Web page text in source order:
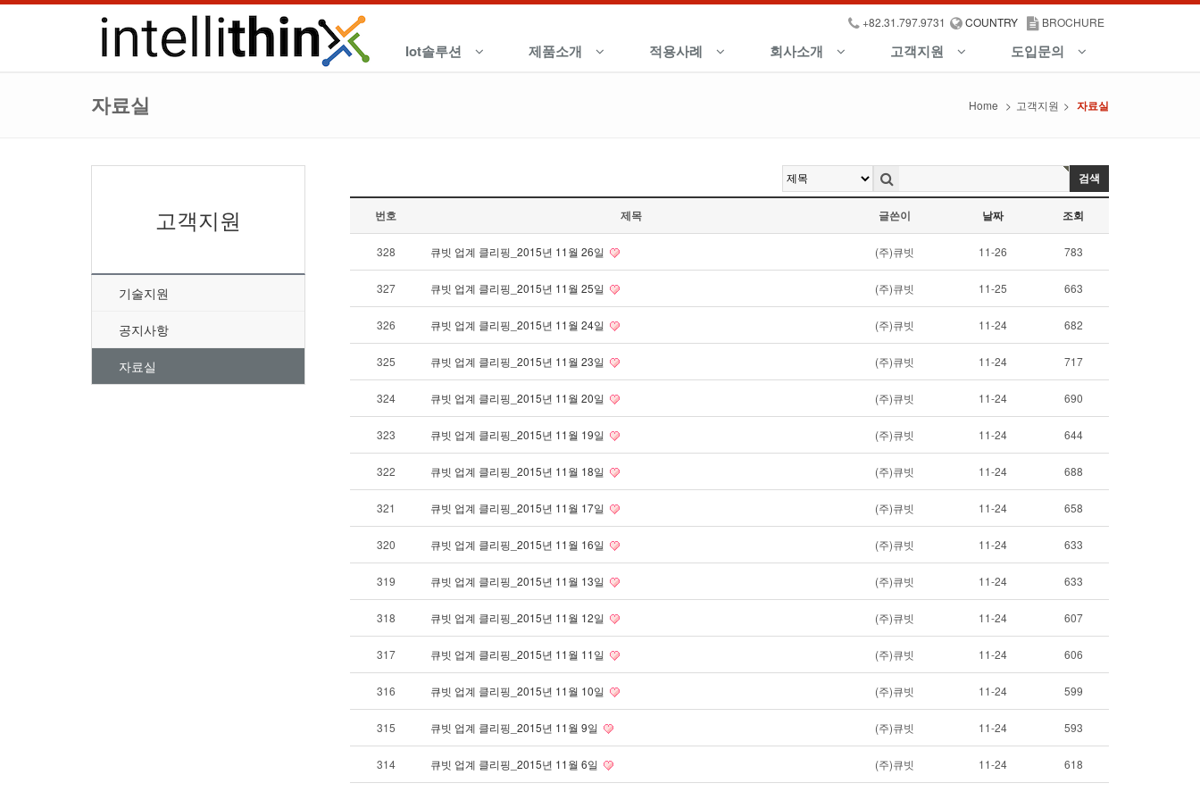
+82.31.797.9731 COUNTRY BROCHURE
Iot솔루션 제품소개 적용사례 회사소개 고객지원 도입문의
자료실 Home > 고객지원 > 자료실
고객지원
기술지원
공지사항
자료실
검색
번호 제목 글쓴이 날짜 조회
328 큐빗 업계 클리핑_2015년 11월 26일 (주)큐빗 11-26 783
327 큐빗 업계 클리핑_2015년 11월 25일 (주)큐빗 11-25 663
326 큐빗 업계 클리핑_2015년 11월 24일 (주)큐빗 11-24 682
325 큐빗 업계 클리핑_2015년 11월 23일 (주)큐빗 11-24 717
324 큐빗 업계 클리핑_2015년 11월 20일 (주)큐빗 11-24 690
323 큐빗 업계 클리핑_2015년 11월 19일 (주)큐빗 11-24 644
322 큐빗 업계 클리핑_2015년 11월 18일 (주)큐빗 11-24 688
321 큐빗 업계 클리핑_2015년 11월 17일 (주)큐빗 11-24 658
320 큐빗 업계 클리핑_2015년 11월 16일 (주)큐빗 11-24 633
319 큐빗 업계 클리핑_2015년 11월 13일 (주)큐빗 11-24 633
318 큐빗 업계 클리핑_2015년 11월 12일 (주)큐빗 11-24 607
317 큐빗 업계 클리핑_2015년 11월 11일 (주)큐빗 11-24 606
316 큐빗 업계 클리핑_2015년 11월 10일 (주)큐빗 11-24 599
315 큐빗 업계 클리핑_2015년 11월 9일 (주)큐빗 11-24 593
314 큐빗 업계 클리핑_2015년 11월 6일 (주)큐빗 11-24 618